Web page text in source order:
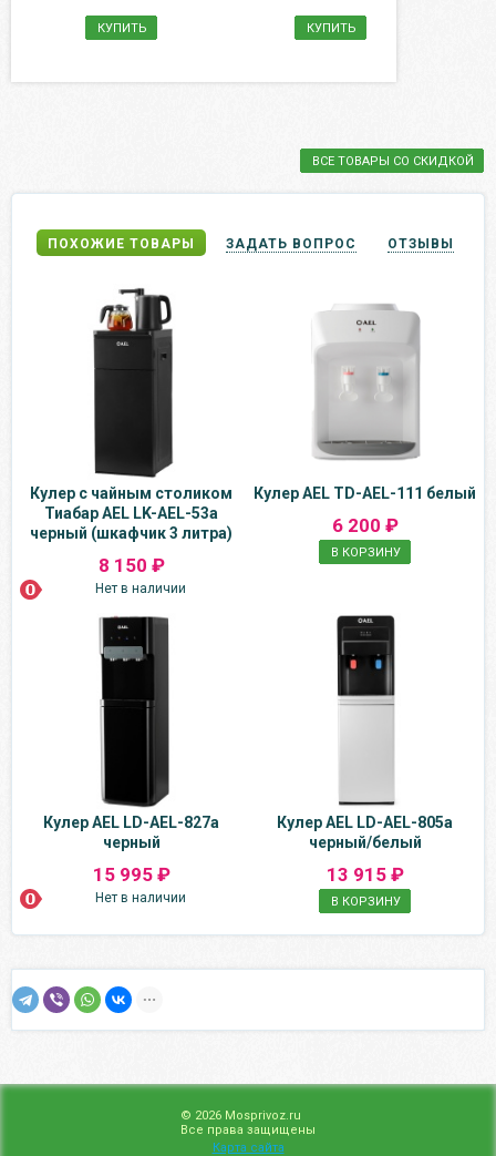
КУПИТЬ КУПИТЬ
ВСЕ ТОВАРЫ СО СКИДКОЙ
ПОХОЖИЕ ТОВАРЫ ЗАДАТЬ ВОПРОС ОТЗЫВЫ
Кулер с чайным столиком
Тиабар AEL LK-AEL-53a
черный (шкафчик 3 литра)
8 150 ₽
Нет в наличии
Кулер AEL TD-AEL-111 белый
6 200 ₽
В КОРЗИНУ
Кулер AEL LD-AEL-827a
черный
15 995 ₽
Нет в наличии
Кулер AEL LD-AEL-805a
черный/белый
13 915 ₽
В КОРЗИНУ
© 2026 Mosprivoz.ru
Все права защищены
Карта сайта